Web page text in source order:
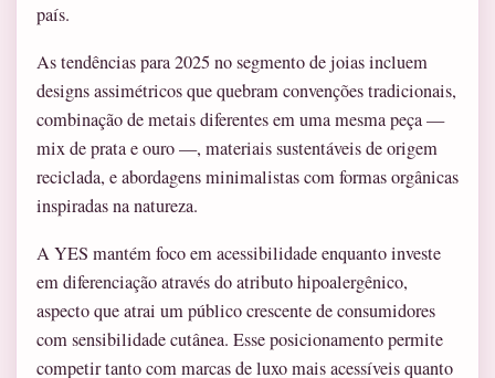
país.
As tendências para 2025 no segmento de joias incluem
designs assimétricos que quebram convenções tradicionais,
combinação de metais diferentes em uma mesma peça —
mix de prata e ouro —, materiais sustentáveis de origem
reciclada, e abordagens minimalistas com formas orgânicas
inspiradas na natureza.
A YES mantém foco em acessibilidade enquanto investe
em diferenciação através do atributo hipoalergênico,
aspecto que atrai um público crescente de consumidores
com sensibilidade cutânea. Esse posicionamento permite
competir tanto com marcas de luxo mais acessíveis quanto